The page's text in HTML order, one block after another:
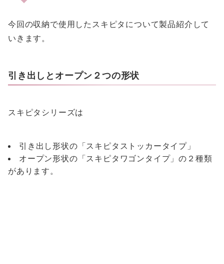
今回の収納で使用したスキピタについて製品紹介して
いきます。
引き出しとオープン２つの形状
スキピタシリーズは
引き出し形状の「スキピタストッカータイプ」
オープン形状の「スキピタワゴンタイプ」の２種類
があります。